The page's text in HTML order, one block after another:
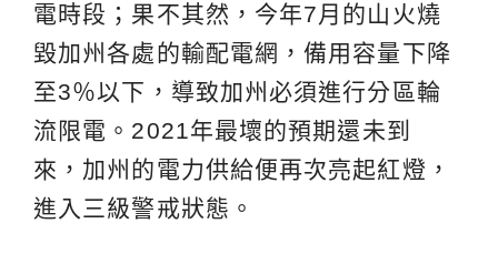
電時段；果不其然，今年7月的山火燒
毀加州各處的輸配電網，備用容量下降
至3％以下，導致加州必須進行分區輪
流限電。2021年最壞的預期還未到
來，加州的電力供給便再次亮起紅燈，
進入三級警戒狀態。